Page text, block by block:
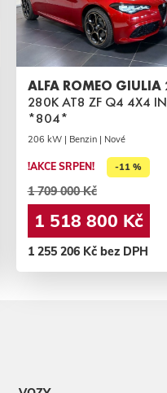
ALFA ROMEO GIULIA
280K AT8 ZF Q4 4X4
*804*
206 kW | Benzin | Nové
!AKCE SRPEN! -11 %
1 709 000 Kč
1 518 800 Kč
1 255 206 Kč bez DPH